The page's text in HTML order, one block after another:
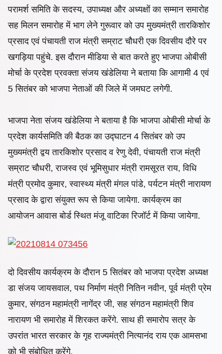
परामर्श समिति के सदस्य, उपाध्यक्ष और अध्यक्षों का सम्मान समारोह
सह मिलन समारोह में भाग लेने गुरूवार कोउप मुख्यमंत्री तारकिशोर
प्रसाद एवं पंचायती राज मंत्री सम्राट चौधरी एक दिवसीय दौरे पर
खगड़िया पहुंचे. इस दौरानमीडिया से बात करते हुए भाजपा ओबीसी
मोर्चा के प्रदेश प्रवक्ता संजय खंडेलिया ने बताया कि आगामी 4 एवं
5 सितंबर को भाजपा नेताओं की जिले में जमघट लगेगी.
भाजपा नेता संजय खंडेलिया ने बताया है किभाजपा ओबीसी मोर्चा के
प्रदेश कार्यसमिति की बैठक का उद्घाटन 4 सितंबर को उप
मुख्यमंत्री द्वय तारकिशोर प्रसाद व रेणु देवी,पंचायती राज मंत्री
सम्राट चौधरी, राजस्व एवं भूमिसुधार मंत्री रामसूरत राय, विधि
मंत्री प्रमोद कुमार, स्वास्थ्य मंत्री मंगल पांडे, पर्यटन मंत्री नारायण
प्रसाद के द्वारा संयुक्त रूप से किया जायेगा. कार्यक्रम का
आयोजनआवास बोर्ड स्थित मंजू वाटिका रिजॉर्ट में किया जायेगा.
दो दिवसीय कार्यक्रम के दौरान 5 सितंबर को भाजपा प्रदेश अध्यक्ष
डा संजय जायसवाल, पथ निर्माण मंत्री नितिन नवीन, पूर्व मंत्री प्रेम
कुमार, संगठन महामंत्री नागेंद्र जी, सह संगठन महामंत्री शिव
नारायण भी समारोह में शिरकत करेंगे. साथ ही समाराेप सत्र के
उपरांत भारत सरकार के गृह राज्यमंत्री नित्यानंद राय एक आमसभा
को भी संबोधित करेंगे.